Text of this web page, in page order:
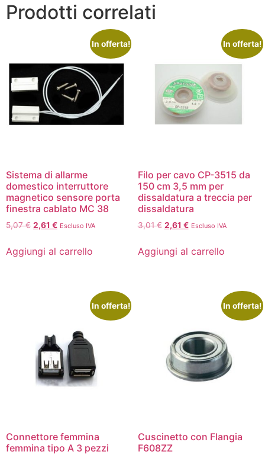
Prodotti correlati
In offerta!
Sistema di allarme
domestico interruttore
magnetico sensore porta
finestra cablato MC 38
5,07€ 2,61 € Escluso IVA
Aggiungi al carrello
In offerta!
Filo per cavo CP-3515 da
150 cm 3,5 mm per
dissaldatura a treccia per
dissaldatura
3,01€ 2,61 € Escluso IVA
Aggiungi al carrello
In offerta!
Connettore femmina
femmina tipo A 3 pezzi
In offerta!
Cuscinetto con Flangia
F608ZZ